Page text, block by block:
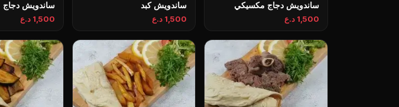
ساندويش دجاج مكسيكي
1,500 د.ع
ساندويش كبد
1,500 د.ع
ساندويش دجاج
1,500 د.ع